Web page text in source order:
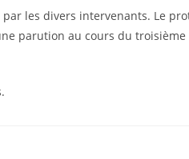
les divers intervenants. Le
parution au cours du